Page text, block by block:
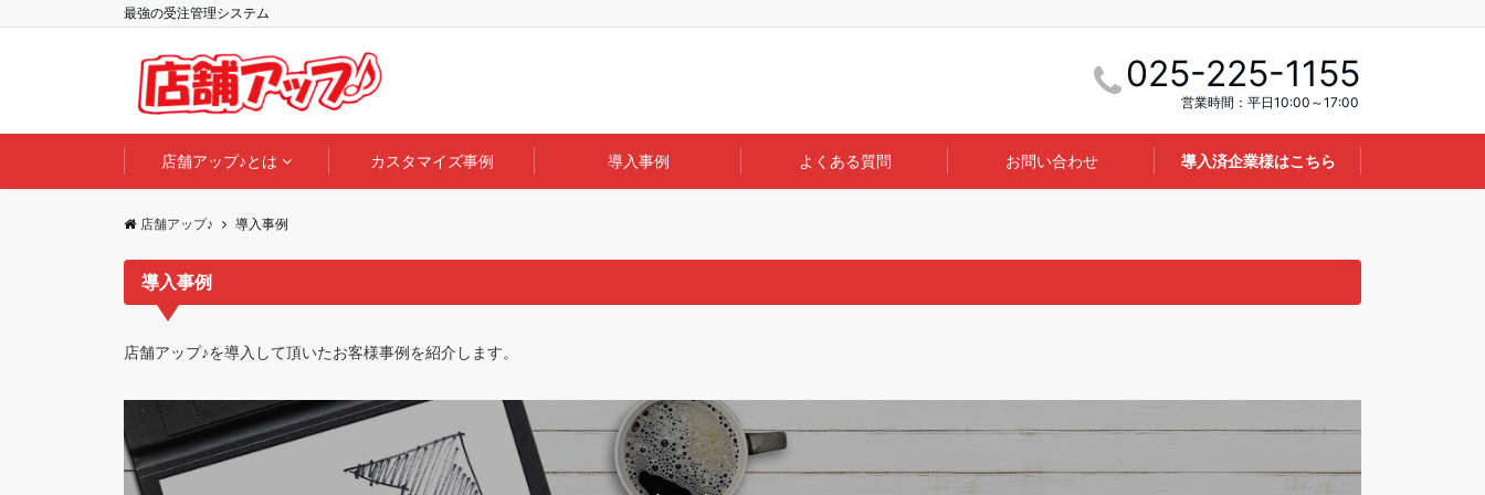
最強の受注管理システム
025-225-1155
営業時間：平日10:00～17:00
店舗アップ♪とは カスタマイズ事例 導入事例 よくある質問 お問い合わせ 導入済企業様はこちら
店舗アップ♪ 導入事例
導入事例
店舗アップ♪を導入して頂いたお客様事例を紹介します。